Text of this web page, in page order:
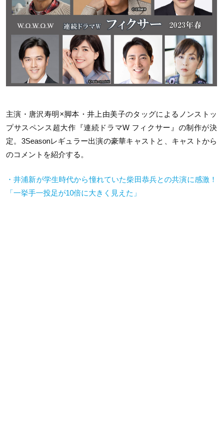
主演・唐沢寿明×脚本・井上由美子のタッグによるノンストッ
プサスペンス超大作『連続ドラマW フィクサー』の制作が決
定。 3Seasonレギュラー出演の豪華キャストと、キャストから
のコメントを紹介する。
・井浦新が学生時代から憧れていた柴田恭兵との共演に感激！
「一挙手一投足が10倍に大きく見えた」